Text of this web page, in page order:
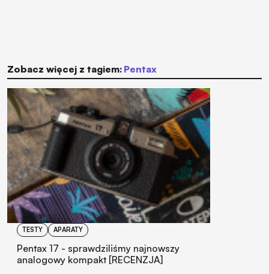
Zobacz więcej z tagiem: Pentax
TESTY APARATY
Pentax 17 - sprawdziliśmy najnowszy
analogowy kompakt [RECENZJA]